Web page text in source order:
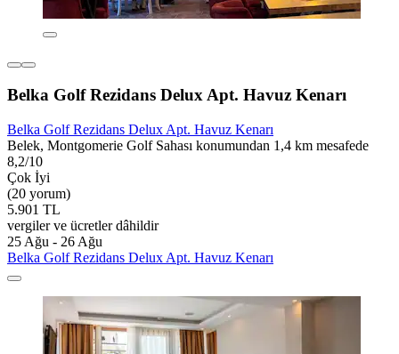
Belka Golf Rezidans Delux Apt. Havuz Kenarı
Belka Golf Rezidans Delux Apt. Havuz Kenarı
Belek, Montgomerie Golf Sahası konumundan 1,4 km mesafede
8,2/10
Çok İyi
(20 yorum)
5.901 TL
vergiler ve ücretler dâhildir
25 Ağu - 26 Ağu
Belka Golf Rezidans Delux Apt. Havuz Kenarı